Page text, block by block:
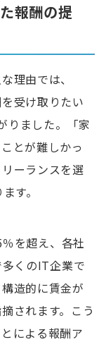
報酬の提
理由では、
受け取りたい
りました。「家
とが難しかっ
ーランスを選
す。
を超え、各社
くのIT企業で
造的に賃金が
されます。こう
による報酬ア